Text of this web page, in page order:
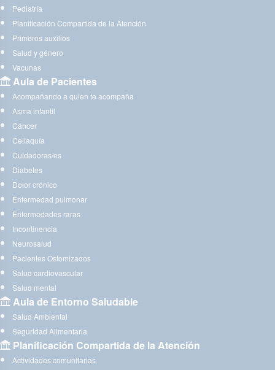
Pediatría
Planificación Compartida de la Atención
Primeros auxilios
Salud y género
Vacunas
Aula de Pacientes
Acompañando a quien te acompaña
Asma infantil
Cáncer
Celiaquía
Cuidadoras/es
Diabetes
Dolor crónico
Enfermedad pulmonar
Enfermedades raras
Incontinencia
Neurosalud
Pacientes Ostomizados
Salud cardiovascular
Salud mental
Aula de Entorno Saludable
Salud Ambiental
Seguridad Alimentaria
Planificación Compartida de la Atención
Actividades comunitarias